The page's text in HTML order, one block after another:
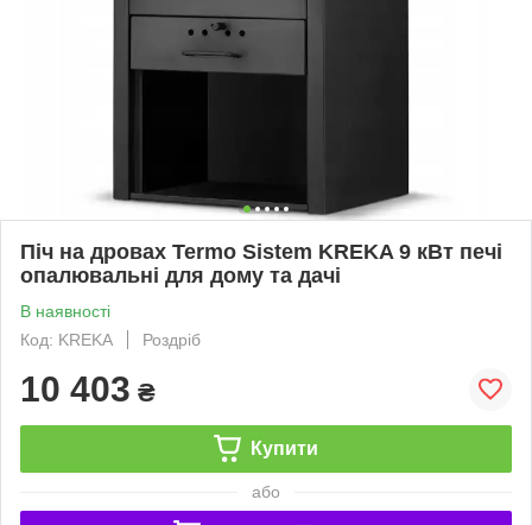
Піч на дровах Termo Sistem KREKA 9 кВт печі
опалювальні для дому та дачі
В наявності
Код: KREKA
Роздріб
10 403 ₴
Купити
або